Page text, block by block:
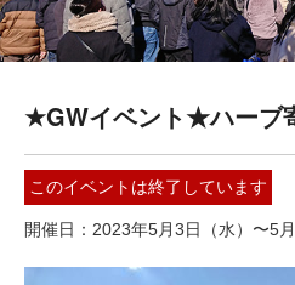
★GWイベント★ハーブ
このイベントは終了しています
開催日 2023年5月3日（水）〜5月